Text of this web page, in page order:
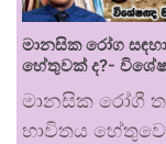
මානසික රෝග
හේතුවක් ද?-
මානසික රෝගී
භාවිතය